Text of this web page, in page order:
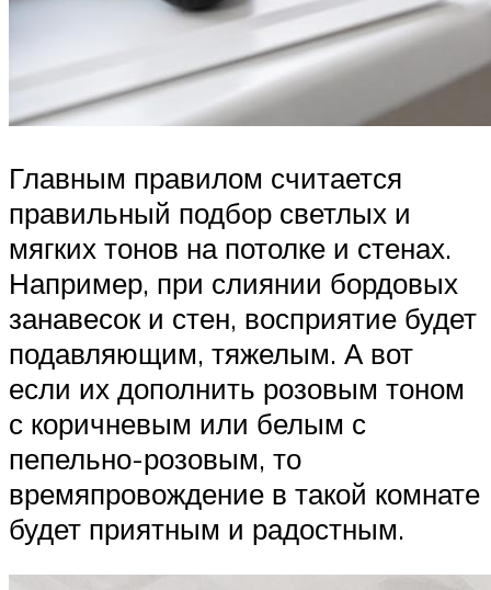
Главным правилом считается
правильный подбор светлых и
мягких тонов на потолке и стенах.
Например, при слиянии бордовых
занавесок и стен, восприятие будет
подавляющим, тяжелым. А вот
если их дополнить розовым тоном
с коричневым или белым с
пепельно-розовым, то
времяпровождение в такой комнате
будет приятным и радостным.